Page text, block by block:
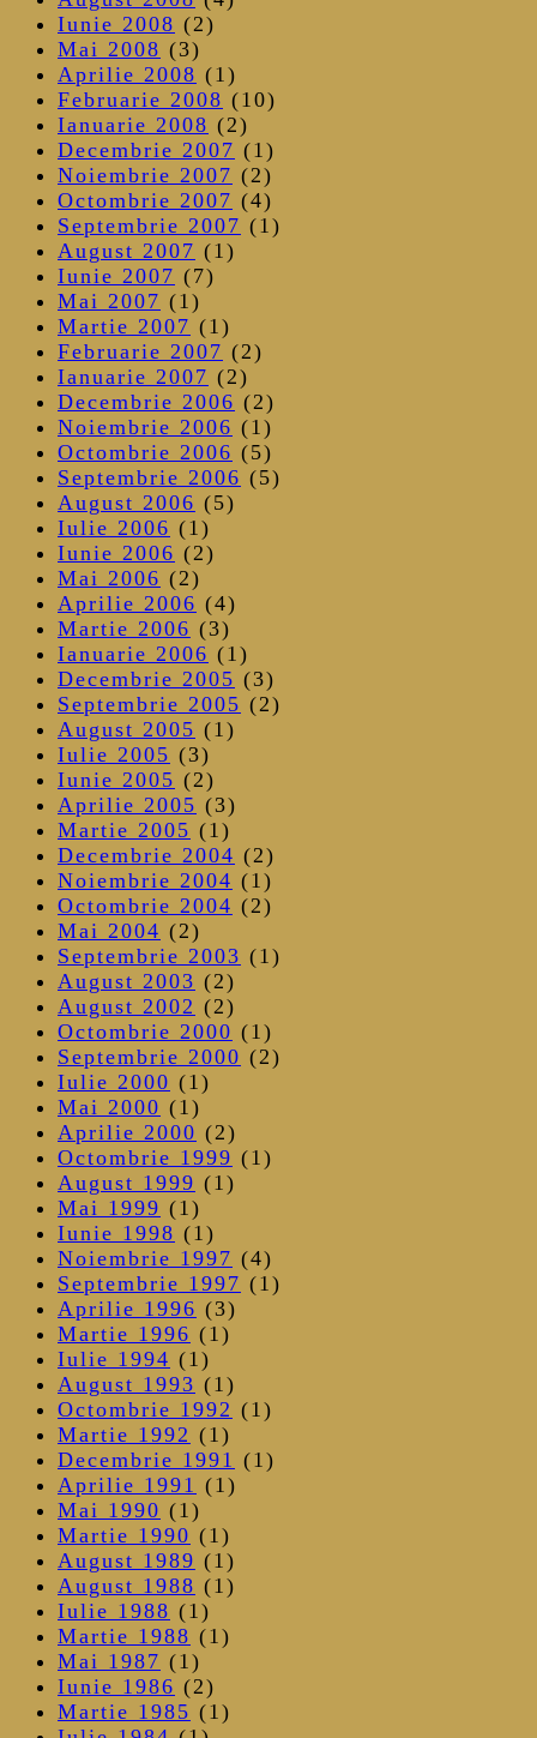
Iunie 2008 (2)
Mai 2008 (3)
Aprilie 2008 (1)
Februarie 2008 (10)
Ianuarie 2008 (2)
Decembrie 2007 (1)
Noiembrie 2007 (2)
Octombrie 2007 (4)
Septembrie 2007 (1)
August 2007 (1)
Iunie 2007 (7)
Mai 2007 (1)
Martie 2007 (1)
Februarie 2007 (2)
Ianuarie 2007 (2)
Decembrie 2006 (2)
Noiembrie 2006 (1)
Octombrie 2006 (5)
Septembrie 2006 (5)
August 2006 (5)
Iulie 2006 (1)
Iunie 2006 (2)
Mai 2006 (2)
Aprilie 2006 (4)
Martie 2006 (3)
Ianuarie 2006 (1)
Decembrie 2005 (3)
Septembrie 2005 (2)
August 2005 (1)
Iulie 2005 (3)
Iunie 2005 (2)
Aprilie 2005 (3)
Martie 2005 (1)
Decembrie 2004 (2)
Noiembrie 2004 (1)
Octombrie 2004 (2)
Mai 2004 (2)
Septembrie 2003 (1)
August 2003 (2)
August 2002 (2)
Octombrie 2000 (1)
Septembrie 2000 (2)
Iulie 2000 (1)
Mai 2000 (1)
Aprilie 2000 (2)
Octombrie 1999 (1)
August 1999 (1)
Mai 1999 (1)
Iunie 1998 (1)
Noiembrie 1997 (4)
Septembrie 1997 (1)
Aprilie 1996 (3)
Martie 1996 (1)
Iulie 1994 (1)
August 1993 (1)
Octombrie 1992 (1)
Martie 1992 (1)
Decembrie 1991 (1)
Aprilie 1991 (1)
Mai 1990 (1)
Martie 1990 (1)
August 1989 (1)
August 1988 (1)
Iulie 1988 (1)
Martie 1988 (1)
Mai 1987 (1)
Iunie 1986 (2)
Martie 1985 (1)